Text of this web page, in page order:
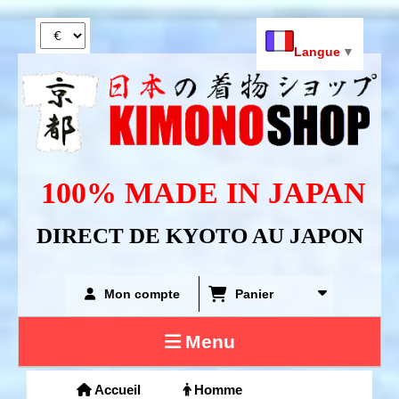
100% MADE IN JAPAN
DIRECT DE KYOTO AU JAPON
Mon compte Panier
Menu
Accueil Homme
Langue ▼
Panneau de gestion des cookies